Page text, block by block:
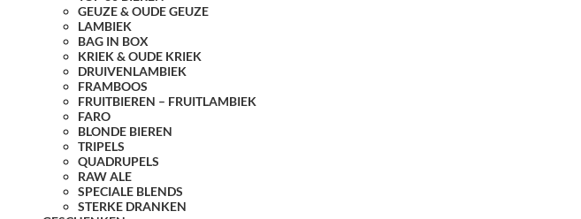
GEUZE & OUDE GEUZE
LAMBIEK
BAG IN BOX
KRIEK & OUDE KRIEK
DRUIVENLAMBIEK
FRAMBOOS
FRUITBIEREN – FRUITLAMBIEK
FARO
BLONDE BIEREN
TRIPELS
QUADRUPELS
RAW ALE
SPECIALE BLENDS
STERKE DRANKEN